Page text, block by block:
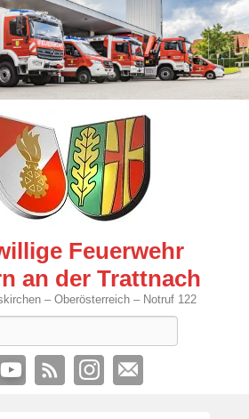
Feuerwehr
an der Trattnach
– Oberösterreich – Notruf 122